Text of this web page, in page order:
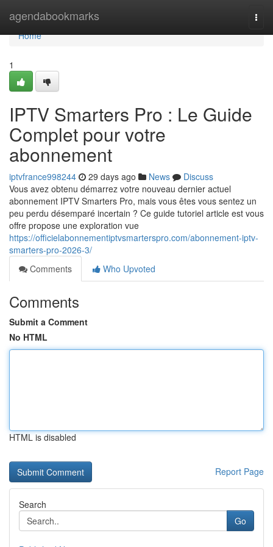
agendabookmarks
Home
Home
1
IPTV Smarters Pro : Le Guide
Complet pour votre
abonnement
iptvfrance998244 29 days ago News
Discuss
Vous avez obtenu démarrez votre nouveau dernier actuel
abonnement IPTV Smarters Pro, mais vous êtes vous sentez un
peu perdu désemparé incertain ? Ce guide tutoriel article est vous
offre propose une exploration vue
https://officielabonnementiptvsmarterspro.com/abonnement-iptv-
smarters-pro-2026-3/
Comments
Who Upvoted
Comments
Submit a Comment
No HTML
HTML is disabled
Report Page
Search
Go